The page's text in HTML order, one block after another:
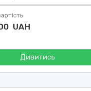
UAH
Дивитись